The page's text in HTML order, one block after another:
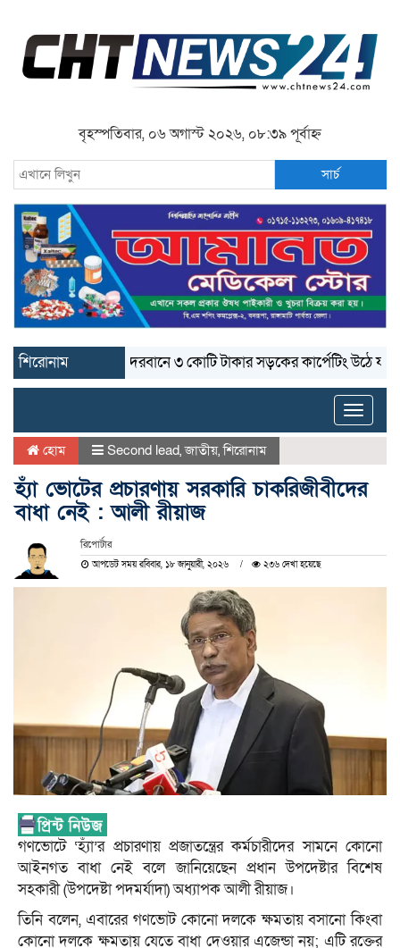
বৃহস্পতিবার, ০৬ অগাস্ট ২০২৬, ০৮:৩৯ পূর্বাহ্ন
সার্চ
শিরোনাম বান্দরবানে ৩ কোটি টাকার সড়কের কার্পেটিং উঠে যাচ্ছে
Toggle
হোম Second lead,জাতীয়,শিরোনাম
হ্যাঁ ভোটের প্রচারণায় সরকারি চাকরিজীবীদের
বাধা নেই : আলী রীয়াজ
রিপোর্টার
আপডেট সময় রবিবার, ১৮ জানুয়ারী, ২০২৬ ২৩৬ দেখা হয়েছে
গণভোটে ‘হ্যাঁ’র প্রচারণায় প্রজাতন্ত্রের কর্মচারীদের সামনে কোনো
আইনগত বাধা নেই বলে জানিয়েছেন প্রধান উপদেষ্টার বিশেষ
সহকারী (উপদেষ্টা পদমর্যাদা) অধ্যাপক আলী রীয়াজ।
তিনি বলেন, এবারের গণভোট কোনো দলকে ক্ষমতায় বসানো কিংবা
কোনো দলকে ক্ষমতায় যেতে বাধা দেওয়ার এজেন্ডা নয়; এটি রক্তের